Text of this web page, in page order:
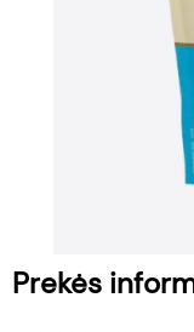
Prekės